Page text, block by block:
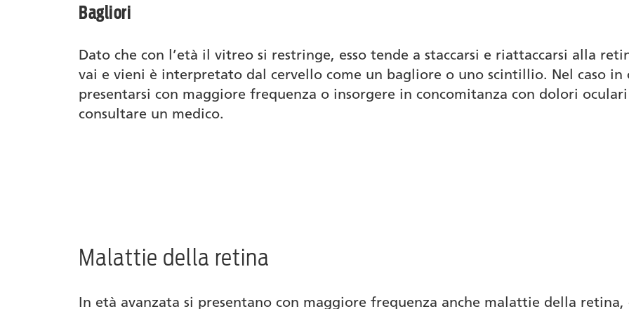
Bagliori
Dato che con l’età il vitreo si restringe, esso tende a staccarsi e riattaccarsi alla
vai e vieni è interpretato dal cervello come un bagliore o uno scintillio. Nel caso in
presentarsi con maggiore frequenza o insorgere in concomitanza con dolori
consultare un medico.
Malattie della retina
In età avanzata si presentano con maggiore frequenza anche malattie della